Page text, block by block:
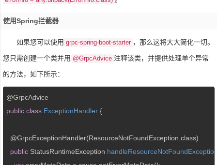
使用Spring拦截器
如果您可以使用 grpc-spring-boot-starter ，那么这将大大简化一切。
您只需创建一个类并用 @GrpcAdvice 注释该类，并提供处理单个异常
的方法，如下所示：
public class ExceptionHandler {
  @GrpcExceptionHandler(ResourceNotFoundException.class)
public StatusRuntimeException